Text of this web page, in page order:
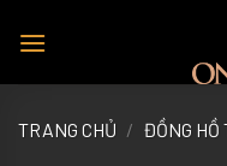
TRANG CHỦ / ĐỒNG HỒ